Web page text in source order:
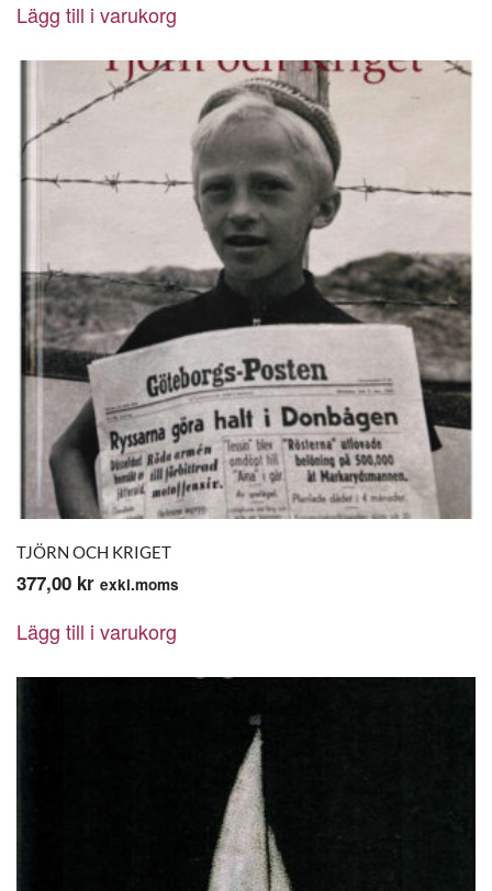
Lägg till i varukorg
TJÖRN OCH KRIGET
377,00 kr exkl.moms
Lägg till i varukorg